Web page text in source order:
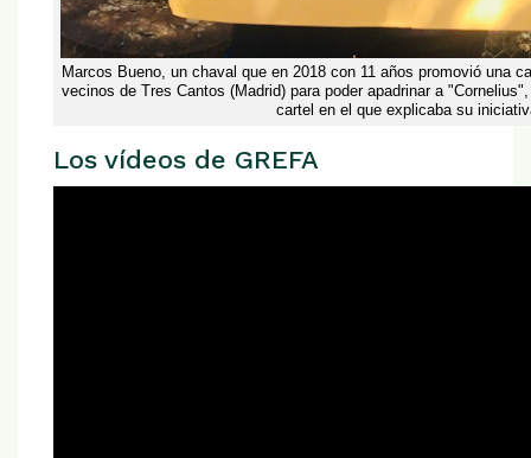
Marcos Bueno, un chaval que en 2018 con 11 años promovió una
vecinos de Tres Cantos (Madrid) para poder apadrinar a
cartel en el que explicaba su
Los vídeos de GREFA